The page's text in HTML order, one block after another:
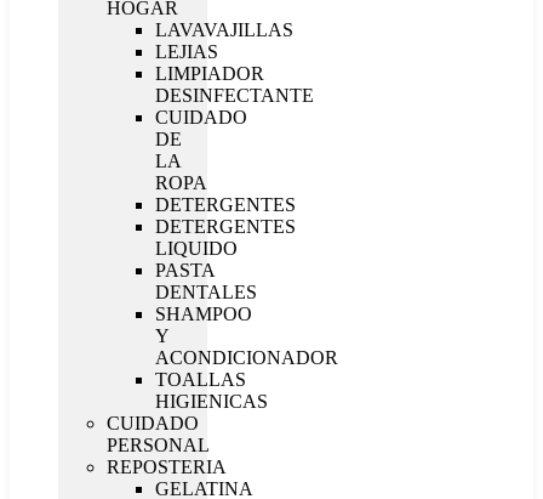
HOGAR
LAVAVAJILLAS
LEJIAS
LIMPIADOR
DESINFECTANTE
CUIDADO
DE
LA
ROPA
DETERGENTES
DETERGENTES
LIQUIDO
PASTA
DENTALES
SHAMPOO
Y
ACONDICIONADOR
TOALLAS
HIGIENICAS
CUIDADO
PERSONAL
REPOSTERIA
GELATINA